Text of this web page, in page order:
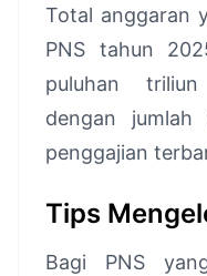
Total anggaran
PNS tahun
puluhan
dengan jumlah
penggajian
Tips
Bagi PNS